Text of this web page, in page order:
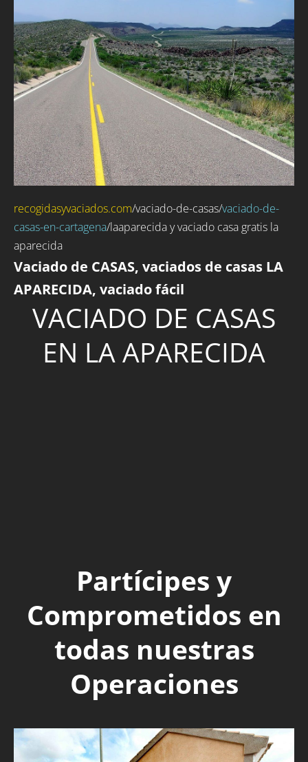
recogidasyvaciados.com/vaciado-de-casas/vaciado-de-
casas-en-cartagena/laaparecida y vaciado casa gratis la
aparecida
Vaciado de CASAS, vaciados de casas LA
APARECIDA, vaciado fácil
VACIADO DE CASAS
EN LA APARECIDA
Partícipes y
Comprometidos en
todas nuestras
Operaciones